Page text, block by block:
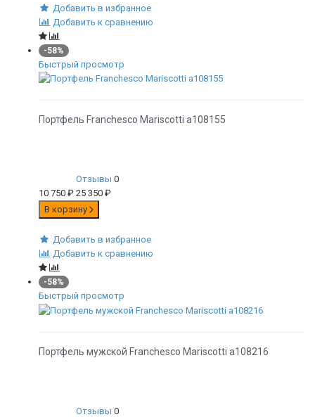
Добавить в избранное
Добавить к сравнению
-58%
Быстрый просмотр
Портфель Franchesco Mariscotti а108155
Отзывы 0
10 750 ₽ 25 350 ₽
В корзину
Добавить в избранное
Добавить к сравнению
-58%
Быстрый просмотр
Портфель мужской Franchesco Mariscotti а108216
Отзывы 0